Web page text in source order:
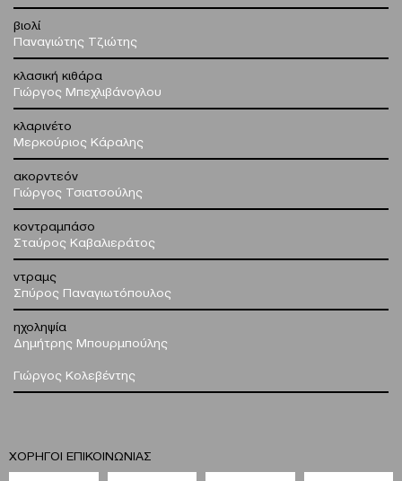
βιολί
Παναγιώτης Τζιώτης
κλασική κιθάρα
Γιώργος Μπεχλιβάνογλου
κλαρινέτο
Μερκούριος Κάραλης
ακορντεόν
Γιώργος Τσιατσούλης
κοντραμπάσο
Σταύρος Καβαλιεράτος
ντραμς
Σπύρος Παναγιωτόπουλος
ηχοληψία
Δημήτρης Μπουρμπούλης
Γιώργος Κολεβέντης
ΧΟΡΗΓΟΙ ΕΠΙΚΟΙΝΩΝΙΑΣ